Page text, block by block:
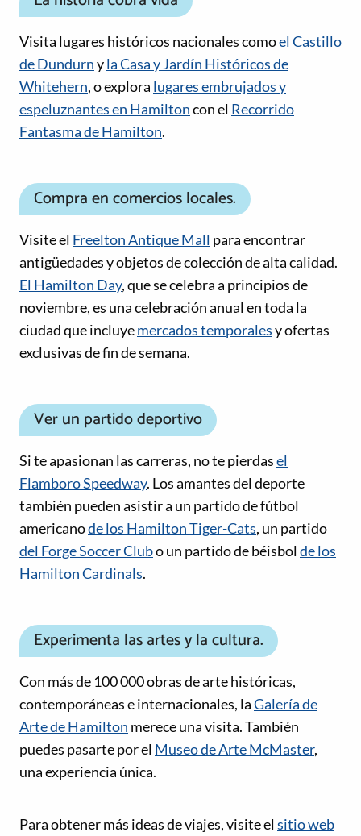
Visita lugares históricos nacionales comoel Castillo
de Dundurnyla Casa y Jardín Históricos de
Whitehern, o explora lugares embrujados y
espeluznantes en Hamiltoncon el Recorrido
Fantasma de Hamilton.
Compra en comercios locales.
Visite el Freelton Antique Mall para encontrar
antigüedades y objetos de colección de alta calidad.
El Hamilton Day, que se celebra a principios de
noviembre, es una celebración anual en toda la
ciudad que incluyemercados temporalesy ofertas
exclusivas de fin de semana.
Ver un partido deportivo
Si te apasionan las carreras, no te pierdasel
Flamboro Speedway. Los amantes del deporte
también pueden asistir a un partido de fútbol
americanode los Hamilton Tiger-Cats, un partido
del Forge Soccer Clubo un partido de béisbolde los
Hamilton Cardinals.
Experimenta las artes y la cultura.
Con más de 100 000 obras de arte históricas,
contemporáneas e internacionales, laGalería de
Arte de Hamilton merece una visita. También
puedes pasarte por el Museo de Arte McMaster,
una experiencia única.
Enlaces de redes sociales
Para obtener más ideas de viajes, visite elsitio web